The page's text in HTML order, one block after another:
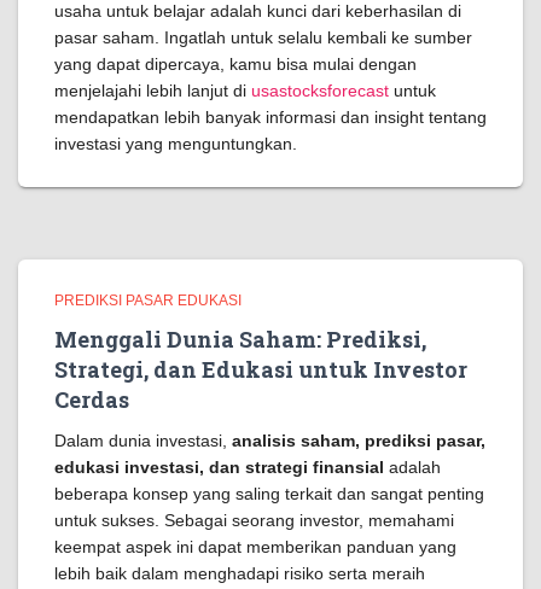
usaha untuk belajar adalah kunci dari keberhasilan di
pasar saham. Ingatlah untuk selalu kembali ke sumber
yang dapat dipercaya, kamu bisa mulai dengan
menjelajahi lebih lanjut di usastocksforecast untuk
mendapatkan lebih banyak informasi dan insight tentang
investasi yang menguntungkan.
PREDIKSI PASAR EDUKASI
Menggali Dunia Saham: Prediksi,
Strategi, dan Edukasi untuk Investor
Cerdas
Dalam dunia investasi, analisis saham, prediksi pasar,
edukasi investasi, dan strategi finansial adalah
beberapa konsep yang saling terkait dan sangat penting
untuk sukses. Sebagai seorang investor, memahami
keempat aspek ini dapat memberikan panduan yang
lebih baik dalam menghadapi risiko serta meraih